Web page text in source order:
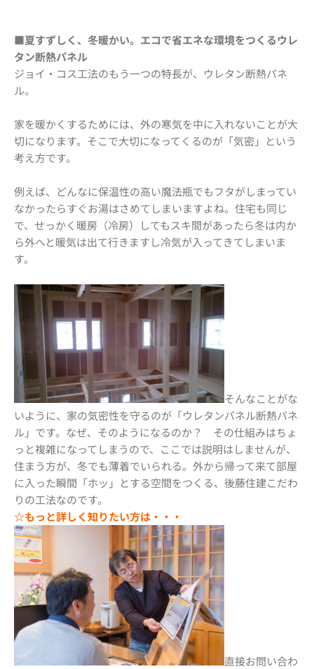
■夏すずしく、冬暖かい。エコで省エネな環境をつくるウレ
タン断熱パネル
ジョイ・コス工法のもう一つの特長が、ウレタン断熱パネ
ル。
家を暖かくするためには、外の寒気を中に入れないことが大
切になります。そこで大切になってくるのが「気密」という
考え方です。
例えば、どんなに保温性の高い魔法瓶でもフタがしまってい
なかったらすぐお湯はさめてしまいますよね。住宅も同じ
で、せっかく暖房（冷房）してもスキ間があったら冬は内か
ら外へと暖気は出て行きますし冷気が入ってきてしまいま
す。
そんなことがな
いように、家の気密性を守るのが「ウレタンパネル断熱パネ
ル」です。なぜ、そのようになるのか？ その仕組みはちょ
っと複雑になってしまうので、ここでは説明はしませんが、
住まう方が、冬でも薄着でいられる。外から帰って来て部屋
に入った瞬間「ホッ」とする空間をつくる、後藤住建こだわ
りの工法なのです。
☆もっと詳しく知りたい方は・・・
直接お問い合わ